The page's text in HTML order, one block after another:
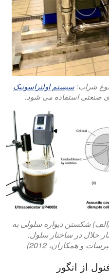
شراب:سیستم اولتراسونیک
صنعتی استفاده می شود.
شکستن دیواره سلولی به
حلال در ساختار سلول.
و همکاران، 2012)
از انگور